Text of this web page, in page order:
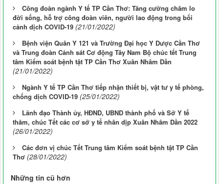
Công đoàn ngành Y tế TP Cần Thơ: Tăng cường chăm lo
đời sống, hỗ trợ công đoàn viên, người lao động trong bối
cảnh dịch COVID-19 (21/01/2022)
Bệnh viện Quân Y 121 và Trường Đại học Y Dược Cần Thơ
và Trung đoàn Cảnh sát Cơ động Tây Nam Bộ chúc tết Trung
tâm Kiểm soát bệnh tật TP Cần Thơ Xuân Nhâm Dần
(21/01/2022)
Ngành Y tế TP Cần Thơ tiếp nhận thiết bị, vật tư y tế phòng,
chống dịch COVID-19 (25/01/2022)
Lãnh đạo Thành ủy, HĐND, UBND thành phố và Sở Y tế
thăm, chúc Tết các cơ sở y tế nhân dịp Xuân Nhâm Dần 2022
(26/01/2022)
Các đơn vị chúc Tết Trung tâm Kiểm soát bệnh tật TP Cần
Thơ (28/01/2022)
Những tin cũ hơn